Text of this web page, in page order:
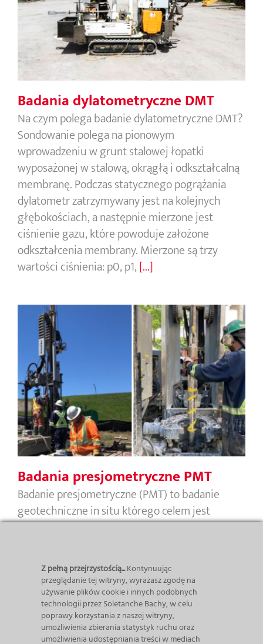
Badania dylatometryczne DMT
Badania dylatometryczne DMT
Na czym polega badanie dylatometryczne DMT?
Sondowanie polega na pionowym
wprowadzeniu w grunt stalowej łopatki
wyposażonej w stalową, okrągłą i odkształcalną
membranę. Podczas statycznego pogrążania
dylatometr zatrzymywany jest na kolejnych
głębokościach, a następnie mierzone jest
ciśnienie gazu, które powoduje założone
odkształcenia membrany. Mierzone są trzy
wartości ciśnienia: p0, p1,[...]
Badania presjometryczne PMT
Badania presjometryczne PMT
Badanie presjometryczne (PMT) to badanie
geotechniczne in situ którego celem jest
próbne obciążenie gruntu na żądanej
sondy w kształcie walca, która oddziałuje na
ścianki otworu. Sondowanie polega na
etapowym zadawaniu ciśnienia o odpowiedniej
wartości, co powoduje przyrost objętości sondy,
a to z kolei powoduje wzrost naprężenia na
Z pełną przejrzystością...Kontynuując
przeglądanie tej witryny, wyrażasz zgodę na
używanie plików cookie i innych podobnych
technologii przez Soletanche Bachy, w celu
poprawy korzystania z naszej witryny,
umożliwienia zbierania statystyk ruchu oraz
umożliwienia udostępniania treści w mediach